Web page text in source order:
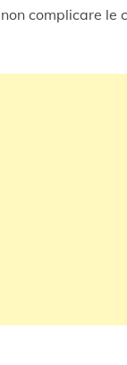
complicare le